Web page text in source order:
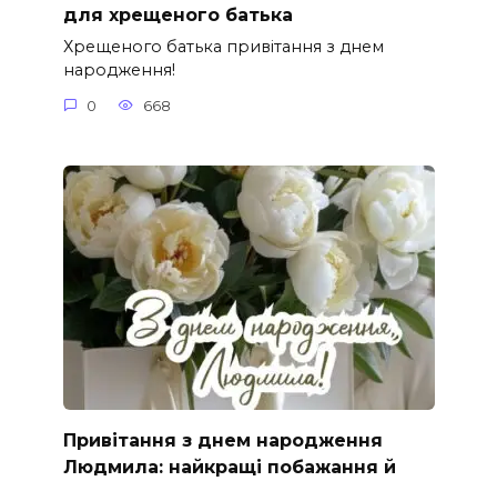
для хрещеного батька
Хрещеного батька привітання з днем
народження!
0 668
Привітання з днем народження
Людмила: найкращі побажання й